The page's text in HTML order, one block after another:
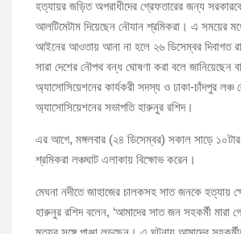
মঞ্চে নয়, নেতাকর্মীদের সারিতে বসে মতবিনিময় করলেন
হক মিলন
চাঁদপুর জেলা বিএনপির সিনিয়র সহ-সভাপতি মাহবুব
সভা ও দোয়া মাহফিল
চাঁদপুর পৌরসভার ২০৫ কোটি টাকার বাজেট ঘোষণা
গ্রেপ্তার
হত্যায়র জড়িত অপরাধীদের গ্রেফতারের জন্য
আলটিমেটাম দিয়েছেন নৌযান শ্রমিকরা। এ সময়ের
আইনের আওতায় আনা না হলে ২৬ ডিসেম্বর দিবাগত
সারা দেশের নৌপথ বন্ধ ঘোষণা করা বলে জানিয়েছেন
অ্যাসোসিয়েশনের কার্যকরী সদস্য ও ঢাকা-চাঁদপুর লঞ্চ
অ্যাসোসিয়েশনের সভাপতি হারুনুর রশিদ।
এর আগে, মঙ্গলবার (২৪ ডিসেম্বর) সকাল সাড়ে ১০টার
শ্রমিকরা লঞ্চঘাট এলাকায় বিক্ষোভ করেন।
মেঘনা নদীতে জাহাজের চালকসহ সাত জনকে হত্যায়
হারুনুর রশিদ বলেন, ‘আমাদের সাত জন সহকর্মী